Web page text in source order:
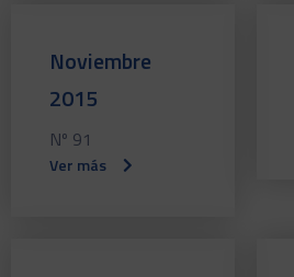
Noviembre
2015
Nº 91
Ver más